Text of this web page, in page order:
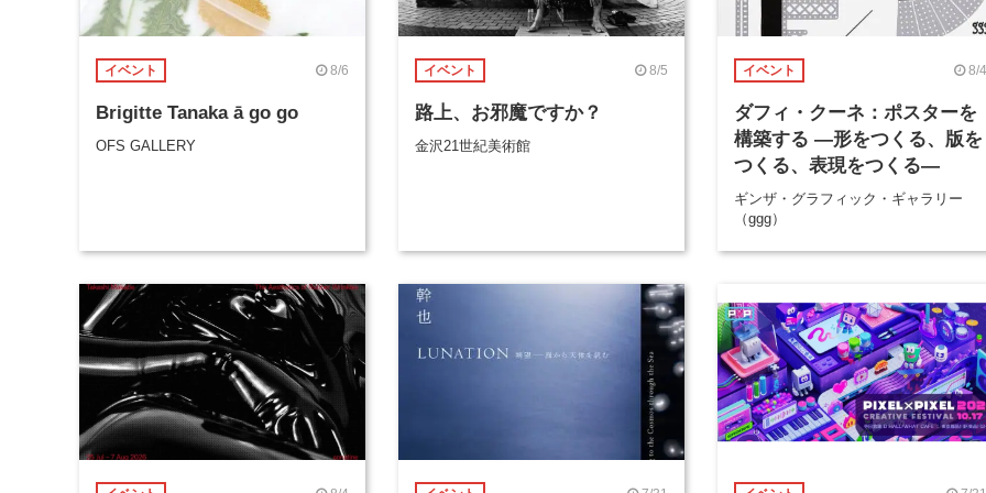
イベント 8/6
Brigitte Tanaka ā go go
OFS GALLERY
イベント 8/5
路上、お邪魔ですか？
金沢21世紀美術館
イベント 8/4
ダフィ・クーネ：ポスターを
構築する ―形をつくる、版を
つくる、表現をつくる―
ギンザ・グラフィック・ギャラリー
（ggg）